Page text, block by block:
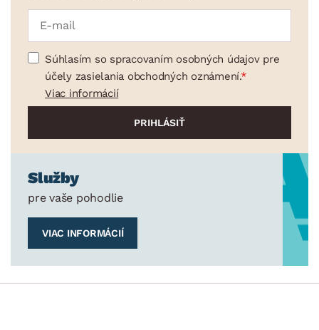
Súhlasím so spracovaním osobných údajov pre
účely zasielania obchodných oznámení.
Viac informácií
Služby
pre vaše pohodlie
VIAC INFORMÁCIÍ